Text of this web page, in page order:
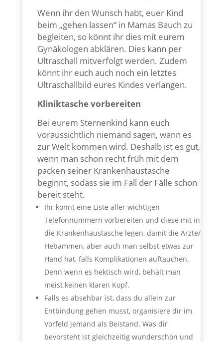
Wenn ihr den Wunsch habt, euer Kind
beim „gehen lassen“ in Mamas Bauch zu
begleiten, so könnt ihr dies mit eurem
Gynäkologen abklären. Dies kann per
Ultraschall mitverfolgt werden. Zudem
könnt ihr euch auch noch ein letztes
Ultraschallbild eures Kindes verlangen.
Kliniktasche vorbereiten
Bei eurem Sternenkind kann euch
voraussichtlich niemand sagen, wann es
zur Welt kommen wird. Deshalb ist es gut,
wenn man schon recht früh mit dem
packen seiner Krankenhaustasche
beginnt, sodass sie im Fall der Fälle schon
bereit steht.
Ihr könnt eine Liste aller wichtigen
Telefonnummern vorbereiten und diese mit in
die Krankenhaustasche legen, damit die Ärzte/
Hebammen, aber auch man selbst etwas zur
Hand hat, falls Komplikationen auftauchen.
Denn wenn es hektisch wird, behält man
meist keinen klaren Kopf.
Falls es absehbar ist, dass du allein zur
Entbindung gehen musst, organisiere dir im
Vorfeld jemand als Beistand. Was dir
bevorsteht ist gleichzeitig wunderschön und